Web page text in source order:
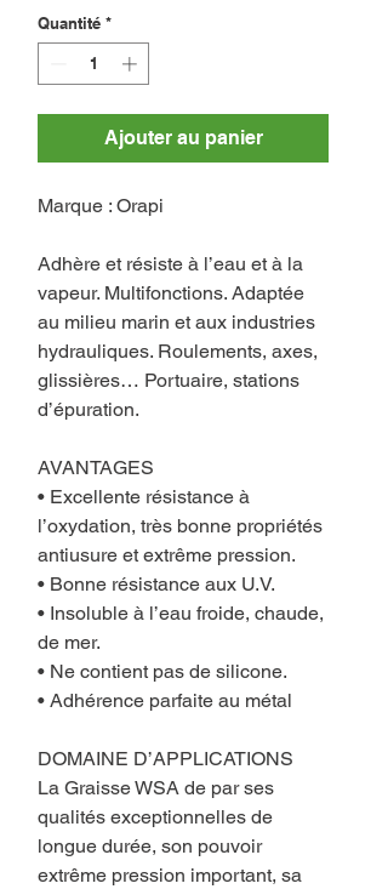
Quantité *
Ajouter au panier
Marque : Orapi
Adhère et résiste à l’eau et à la
vapeur. Multifonctions. Adaptée
au milieu marin et aux industries
hydrauliques. Roulements, axes,
glissières… Portuaire, stations
d’épuration.
AVANTAGES
• Excellente résistance à
l’oxydation, très bonne propriétés
antiusure et extrême pression.
• Bonne résistance aux U.V.
• Insoluble à l’eau froide, chaude,
de mer.
• Ne contient pas de silicone.
• Adhérence parfaite au métal
DOMAINE D’APPLICATIONS
La Graisse WSA de par ses
qualités exceptionnelles de
longue durée, son pouvoir
extrême pression important, sa